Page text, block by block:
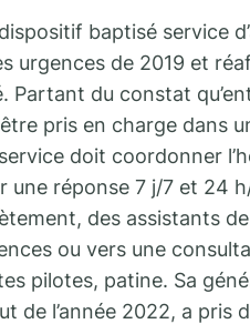
baptisé service
urgences de 2019 et
Partant du constat
pris en charge dans
doit coordonner
une réponse 7 j/7 et 24
des assistants
ou vers une
pilotes, patine. Sa
de l’année 2022, a pris